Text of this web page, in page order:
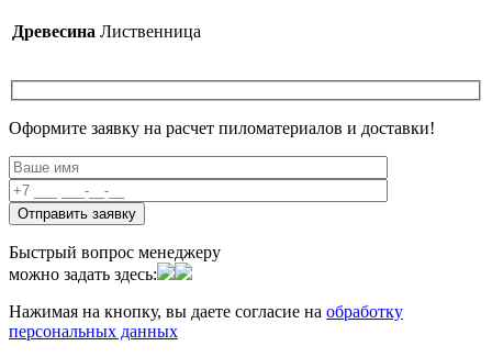
Древесина Лиственница
Оформите заявку на расчет пиломатериалов и доставки!
Быстрый вопрос менеджеру
можно задать здесь:
Нажимая на кнопку, вы даете согласие на обработку
персональных данных